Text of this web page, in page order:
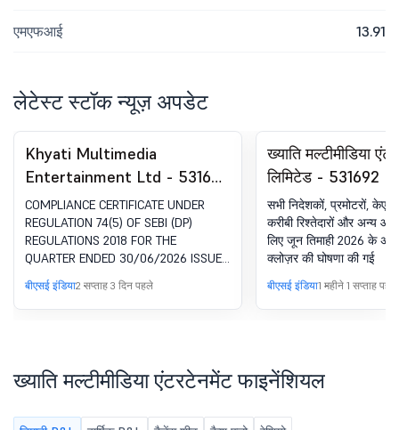
एमएफआई 13.91
लेटेस्ट स्टॉक न्यूज़ अपडेट
Khyati Multimedia
Entertainment Ltd - 531692
- Compliances-Certificate
under Reg. SEBI (DP) विनियम,
2018 का 74(5)
COMPLIANCE CERTIFICATE UNDER
REGULATION 74(5) OF SEBI (DP)
REGULATIONS 2018 FOR THE
QUARTER ENDED 30/06/2026 ISSUED
BY RTA IS ATTACHED
बीएसई इंडिया2 सप्ताह 3 दिन पहले
ख्याति मल्टीमीडिया
लिमिटेड - 531692 -
का क्लोज़र
सभी निदेशकों, प्रमोटरों,
करीबी रिश्तेदारों और अन्य
लिए जून तिमाही 2026 के अंत
क्लोज़र की घोषणा की गई
बीएसई इंडिया1 महीने 1 सप्ताह पहले
ख्याति मल्टीमीडिया एंटरटेनमेंट फाइनेंशियल